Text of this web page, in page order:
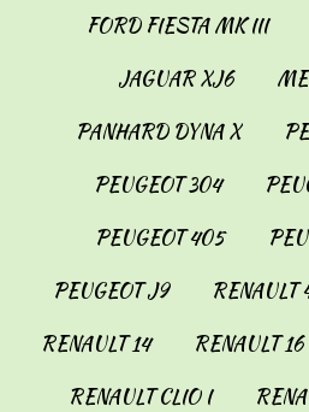
FORD FIESTA MK III
JAGUAR XJ6
PANHARD DYNA X
PEUGEOT 304
PEUGEOT 405
PEUGEOT J9
RENAULT
RENAULT 14
RENAULT 16
RENAULT CLIO I